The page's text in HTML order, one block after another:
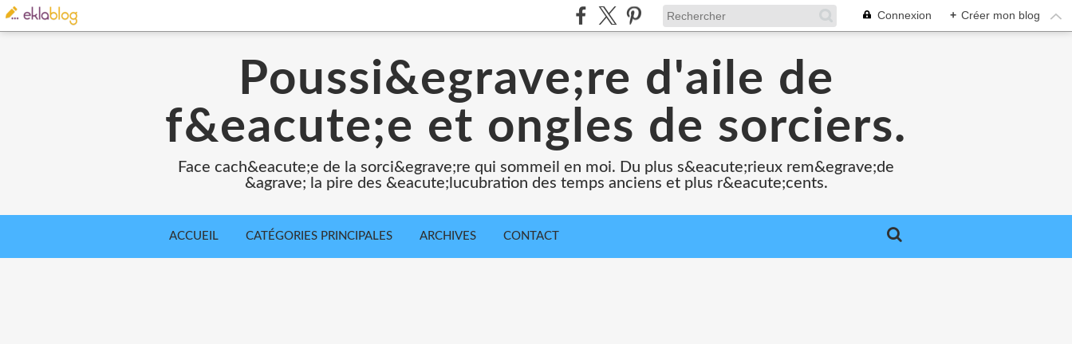
Connexion + Créer mon blog
Poussi&egrave;re d'aile de
f&eacute;e et ongles de sorciers.
Face cach&eacute;e de la sorci&egrave;re qui sommeil en moi. Du plus s&eacute;rieux rem&egrave;de
&agrave; la pire des &eacute;lucubration des temps anciens et plus r&eacute;cents.
ACCUEIL CATÉGORIES PRINCIPALES ARCHIVES CONTACT